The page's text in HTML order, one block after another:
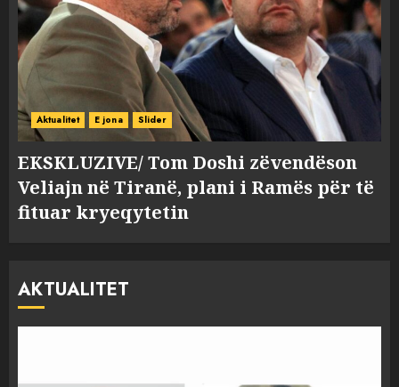
Aktualitet E jona Slider
EKSKLUZIVE/ Tom Doshi zëvendëson
Veliajn në Tiranë, plani i Ramës për të
fituar kryeqytetin
AKTUALITET